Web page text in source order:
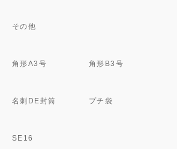
その他
角形A3号 角形B3号
名刺DE封筒 プチ袋
SE16